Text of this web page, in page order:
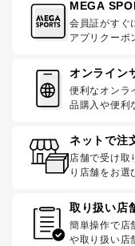
MEGA
会員証がすぐ
アプリクーポ
オンライン
便利なオンラ
品購入や便利
ネットで注
店舗で受け取
り店舗をお選
取り扱い店
簡単操作で店
や取り扱い店